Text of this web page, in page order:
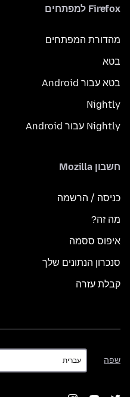
Firefox למפתחים
מהדורת המפתחים
בטא
בטא עבור Android
Nightly
Nightly עבור Android
חשבון Mozilla
כניסה / הרשמה
מה זה?
איפוס ססמה
סנכרון הנתונים שלך
קבלת עזרה
שפה
שפה